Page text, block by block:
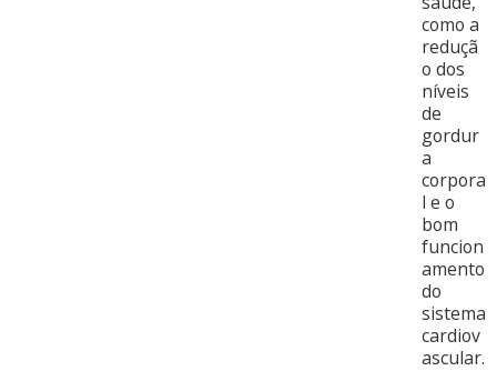
como a
reduçã
o dos
níveis
de
gordur
a
corpora
l e o
bom
funcion
amento
do
sistema
cardiov
ascular.